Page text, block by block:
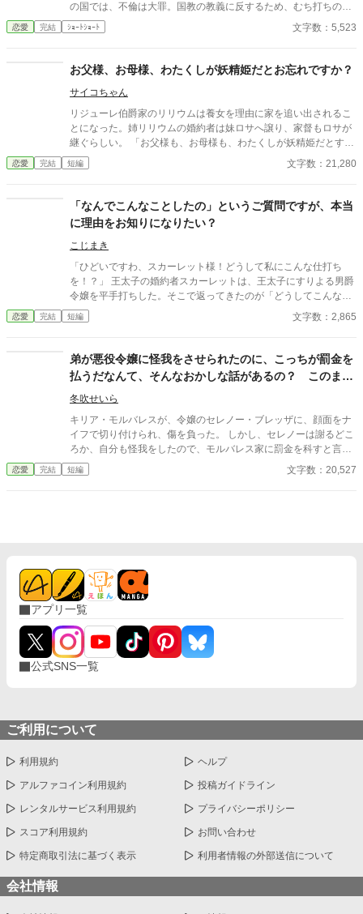
の国では、不倫は大罪。国教の教義に反するため、むち打ちの
上、国外追放になります。 話を擦り合わせていると、夫が帰って
きて……。
恋愛 完結 ｼｮｰﾄｼｮｰﾄ 文字数：5,523
お父様、お母様、わたくしが妖精姫だとお忘れですか？
サイコちゃん
リジューレ伯爵家のリリウムは養女を理由に家を追い出されるこ
とになった。姉リリウムの婚約者は妹ロサへ譲り、家督もロサが
継ぐらしい。 「お父様も、お母様も、わたくしが妖精姫だとすっ
かりお忘れなのですね？ 今まで莫大な幸運を与えてきたことに
気づいていなかったのですね？ それなら、もういいです。わた
たな人生を歩む。一方、リジューレ伯爵家は幸運を失い、急速に
傾いていった。
恋愛 完結 短編 文字数：21,280
「なんでこんなことしたの」というご質問ですが、本当
に理由をお知りになりたい？
こじまき
「ひどいですわ、スカーレット様！どうして私にこんな仕打ち
を！？」 王太子の婚約者スカーレットは、王太子にすりよる男爵
令嬢を平手打ちした。そこで返ってきたのが「どうしてこんなこ
とを」という質問である。 わからないなら、丁寧にご説明して差
し上げるわ。でも、本当に大丈夫かしら。 ――全部説明された
恋愛 完結 短編 文字数：2,865
弟が悪役令嬢に怪我をさせられたのに、こっちが罰金を
払うだなんて、そんなおかしな話があるの？ このまま
泣き寝入りなんてしないから……！
冬吹せいら
キリア・モルバレスが、令嬢のセレノー・ブレッザに、顔面をナ
イフで切り付けられ、傷を負った。 しかし、セレノーは謝るどこ
ろか、自分も怪我をしたので、モルバレス家に罰金を科すと言い
始める。 話を聞いた、キリアの姉のスズカは、この件を、親友の
ネイトルに相談した。 スズカとネイトルは、お互いの身分を知ら
恋愛 完結 短編 文字数：20,527
アプリ一覧
公式SNS一覧
ご利用について
利用規約 ヘルプ
アルファコイン利用規約 投稿ガイドライン
レンタルサービス利用規約 プライバシーポリシー
スコア利用規約 お問い合わせ
特定商取引法に基づく表示 利用者情報の外部送信について
会社情報